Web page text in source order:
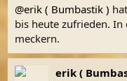
@erik ( Bumbastik )
bis heute zufrieden. In
meckern.
erik (